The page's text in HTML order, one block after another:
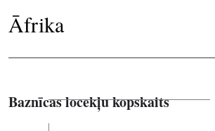
Āfrika
Baznīcas locekļu kopskaits